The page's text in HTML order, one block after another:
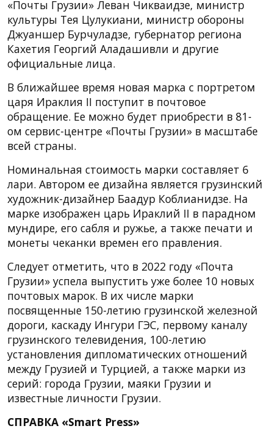
«Почты Грузии» Леван Чикваидзе, министр
культуры Тея Цулукиани, министр обороны
Джуаншер Бурчуладзе, губернатор региона
Кахетия Георгий Аладашивли и другие
официальные лица.
В ближайшее время новая марка с портретом
царя Ираклия II поступит в почтовое
обращение. Ее можно будет приобрести в 81-
ом сервис-центре «Почты Грузии» в масштабе
всей страны.
Номинальная стоимость марки составляет 6
лари. Автором ее дизайна является грузинский
художник-дизайнер Баадур Коблианидзе. На
марке изображен царь Ираклий II в парадном
мундире, его сабля и ружье, а также печати и
монеты чеканки времен его правления.
Следует отметить, что в 2022 году «Почта
Грузии» успела выпустить уже более 10 новых
почтовых марок. В их числе марки
посвященные 150-летию грузинской железной
дороги, каскаду Ингури ГЭС, первому каналу
грузинского телевидения, 100-летию
установления дипломатических отношений
между Грузией и Турцией, а также марки из
серий: города Грузии, маяки Грузии и
известные личности Грузии.
СПРАВКА «Smart Press»